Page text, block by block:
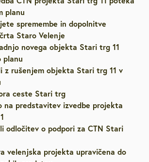
planu
spremembe in dopolnitve
Staro Velenje
novega objekta Stari trg 11
planu
z rušenjem objekta Stari trg 11 v
ceste Stari trg
na predstavitev izvedbe projekta
odločitev o podpori za CTN Stari
velenjska projekta upravičena do